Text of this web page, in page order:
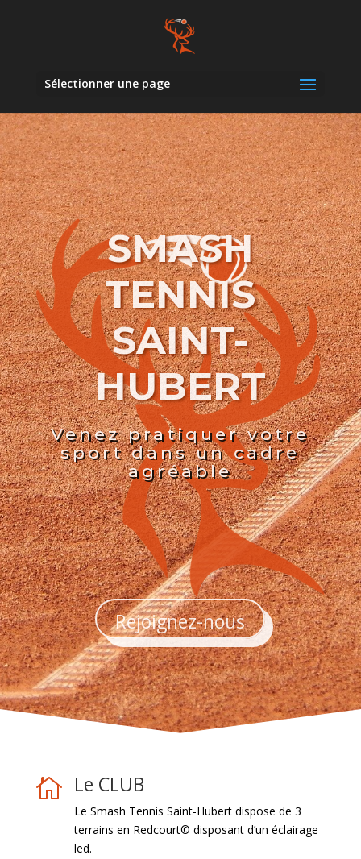
Sélectionner une page
SMASH
TENNIS
SAINT-
HUBERT
Venez pratiquer votre
sport dans un cadre
agréable
Rejoignez-nous
 Le CLUB
Le Smash Tennis Saint-Hubert dispose de 3
terrains en Redcourt© disposant d’un éclairage
led.